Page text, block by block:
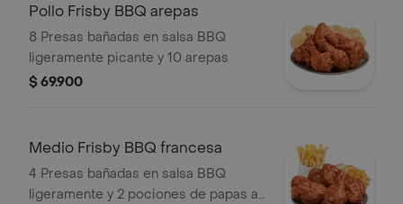
Pollo Frisby BBQ arepas
8 Presas bañadas en salsa BBQ
ligeramente picante y 10 arepas
$ 69.900
Medio Frisby BBQ francesa
4 Presas bañadas en salsa BBQ
ligeramente y 2 pociones de papas a